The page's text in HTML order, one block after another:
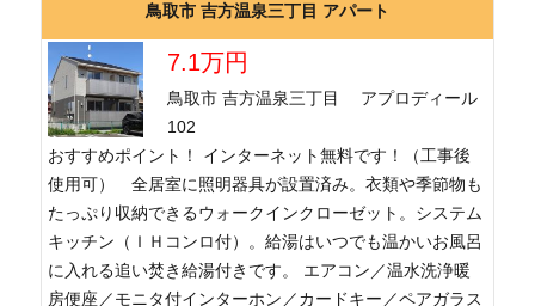
鳥取市 吉方温泉三丁目 アパート
7.1万円
鳥取市 吉方温泉三丁目 アプロディール
102
おすすめポイント！ インターネット無料です！（工事後
使用可） 全居室に照明器具が設置済み。衣類や季節物も
たっぷり収納できるウォークインクローゼット。システム
キッチン（ＩＨコンロ付）。給湯はいつでも温かいお風呂
に入れる追い焚き給湯付きです。 エアコン／温水洗浄暖
房便座／モニタ付インターホン／カードキー／ペアガラス